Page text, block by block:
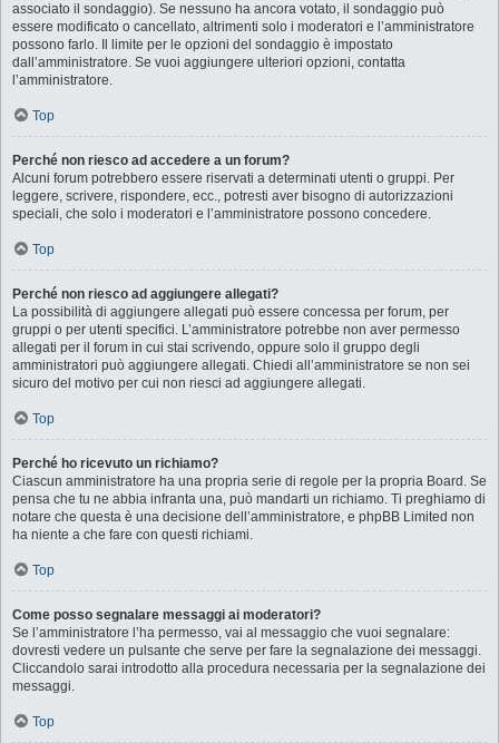
associato il sondaggio). Se nessuno ha ancora votato, il sondaggio può
essere modificato o cancellato, altrimenti solo i moderatori e l’amministratore
possono farlo. Il limite per le opzioni del sondaggio è impostato
dall’amministratore. Se vuoi aggiungere ulteriori opzioni, contatta
l’amministratore.
Top
Perché non riesco ad accedere a un forum?
Alcuni forum potrebbero essere riservati a determinati utenti o gruppi. Per
leggere, scrivere, rispondere, ecc., potresti aver bisogno di autorizzazioni
speciali, che solo i moderatori e l’amministratore possono concedere.
Top
Perché non riesco ad aggiungere allegati?
La possibilità di aggiungere allegati può essere concessa per forum, per
gruppi o per utenti specifici. L’amministratore potrebbe non aver permesso
allegati per il forum in cui stai scrivendo, oppure solo il gruppo degli
amministratori può aggiungere allegati. Chiedi all’amministratore se non sei
sicuro del motivo per cui non riesci ad aggiungere allegati.
Top
Perché ho ricevuto un richiamo?
Ciascun amministratore ha una propria serie di regole per la propria Board. Se
pensa che tu ne abbia infranta una, può mandarti un richiamo. Ti preghiamo di
notare che questa è una decisione dell’amministratore, e phpBB Limited non
ha niente a che fare con questi richiami.
Top
Come posso segnalare messaggi ai moderatori?
Se l’amministratore l’ha permesso, vai al messaggio che vuoi segnalare:
dovresti vedere un pulsante che serve per fare la segnalazione dei messaggi.
Cliccandolo sarai introdotto alla procedura necessaria per la segnalazione dei
messaggi.
Top